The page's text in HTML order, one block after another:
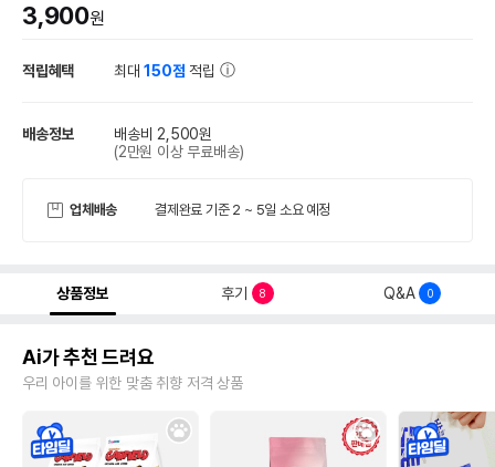
3,900원
적립혜택 최대150점 적립
배송정보
배송비 2,500원
(2만원 이상 무료배송)
업체배송 결제완료 기준 2 ~ 5일 소요 예정
상품정보 후기 8 Q&A 0
Ai가 추천 드려요
우리 아이를 위한 맞춤 취향 저격 상품